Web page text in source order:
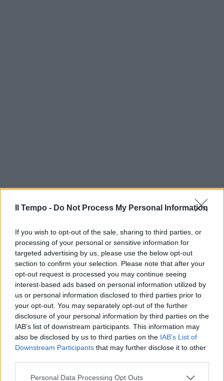
Il Tempo - Do Not Process My Personal Information
If you wish to opt-out of the sale, sharing to third parties, or
processing of your personal or sensitive information for
targeted advertising by us, please use the below opt-out
section to confirm your selection. Please note that after your
opt-out request is processed you may continue seeing
interest-based ads based on personal information utilized by
us or personal information disclosed to third parties prior to
your opt-out. You may separately opt-out of the further
disclosure of your personal information by third parties on the
IAB’s list of downstream participants. This information may
also be disclosed by us to third parties on the IAB’s List of
Downstream Participants that may further disclose it to other
Personal Data Processing Opt Outs
In evidenza